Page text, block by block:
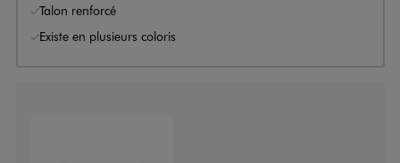
Talon renforcé
Existe en plusieurs coloris